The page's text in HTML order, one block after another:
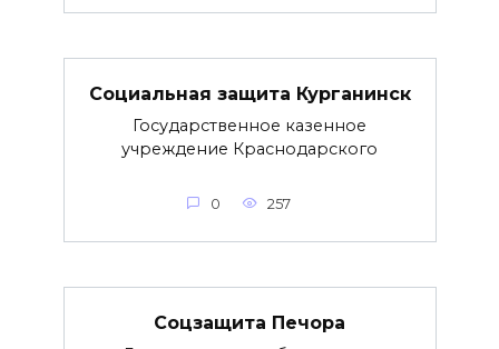
Социальная защита Курганинск
Государственное казенное
учреждение Краснодарского
0 257
Соцзащита Печора